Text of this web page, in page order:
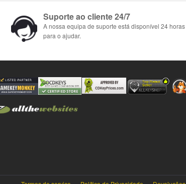
Suporte ao cliente 24/7
A nossa equipa de suporte está disponível 24 horas
para o ajudar.